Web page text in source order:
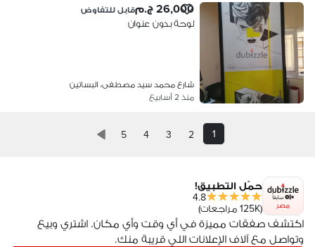
26,000 ج.م قابل للتفاوض
لوحة بدون عنوان
شارع محمد سيد مصطفى، البساتين
منذ 2 أسابيع
1
2
3
4
5
مصر
حمّل التطبيق!
4.8
(125K مراجعات)
اكتشف صفقات مميزة في أي وقت وأي مكان. اشتري وبيع
وتواصل مع آلاف الإعلانات اللي قريبة منك.